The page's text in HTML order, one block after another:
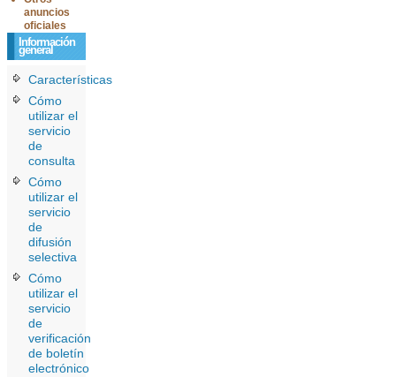
anuncios
oficiales
Información
general
Características
Cómo
utilizar el
servicio
de
consulta
Cómo
utilizar el
servicio
de
difusión
selectiva
Cómo
utilizar el
servicio
de
verificación
de boletín
electrónico